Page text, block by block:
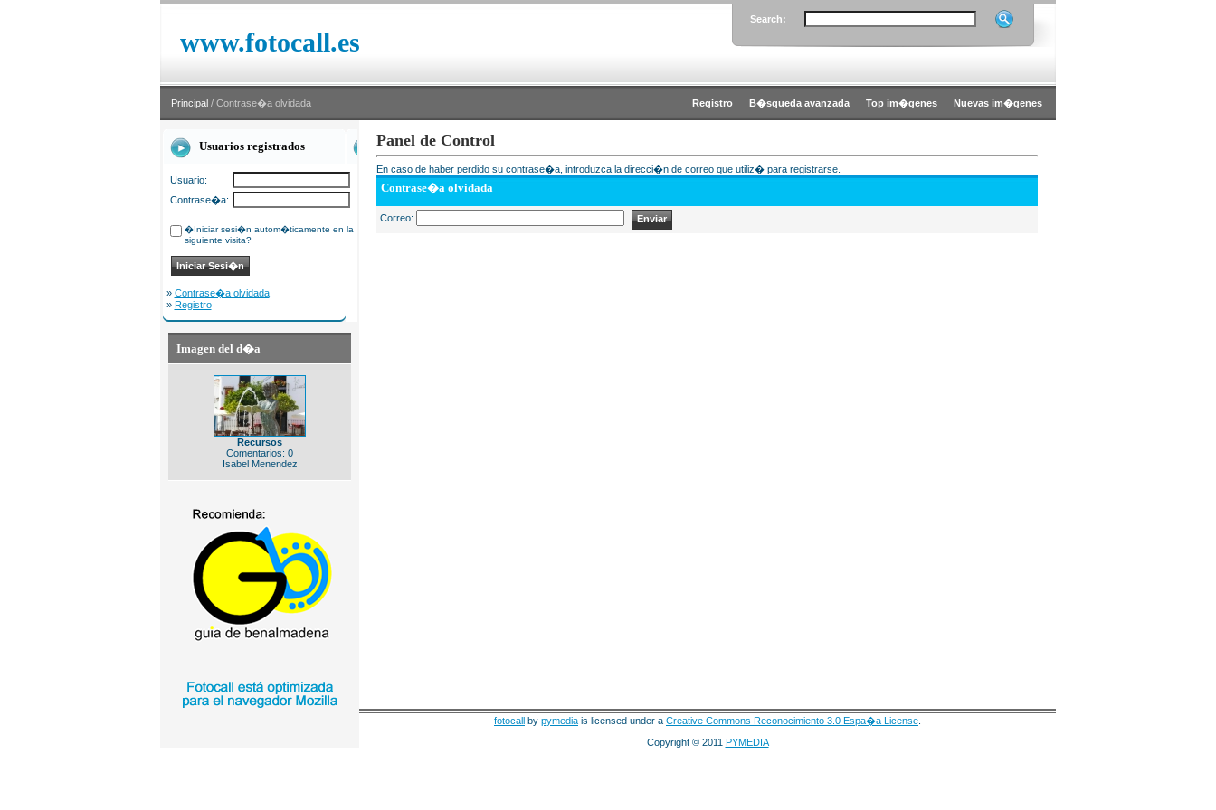
www.fotocall.es
Search:
Principal / Contrase�a olvidada Registro B�squeda avanzada Top im�genes Nuevas im�genes
Usuarios registrados
Usuario:
Contrase�a:
�Iniciar sesi�n autom�ticamente en la
siguiente visita?
» Contrase�a olvidada
» Registro
Imagen del d�a
Recursos
Comentarios: 0
Isabel Menendez
Panel de Control
En caso de haber perdido su contrase�a, introduzca la direcci�n de correo que utiliz� para registrarse.
Contrase�a olvidada
Correo:
fotocall by pymedia is licensed under a Creative Commons Reconocimiento 3.0 Espa�a License
Copyright © 2011 PYMEDIA